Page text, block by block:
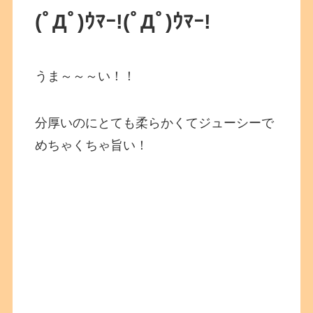
(ﾟДﾟ)ｳﾏｰ!(ﾟДﾟ)ｳﾏｰ!
うま～～～い！！
分厚いのにとても柔らかくてジューシーで
めちゃくちゃ旨い！